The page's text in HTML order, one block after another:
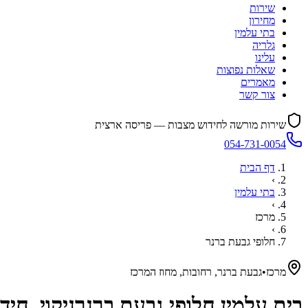
שירות
מחירון
בתי עלמין
גלריה
עלינו
שאלות נפוצות
מאמרים
צור קשר
שירות מורשה לחידוש מצבות — פריסה ארצית
054-731-0054
דף הבית
›
בתי עלמין
›
מרכז
›
חלופי גבעת ברנר
מרכז•גבעת ברנר, רחובות, מחוז המרכז